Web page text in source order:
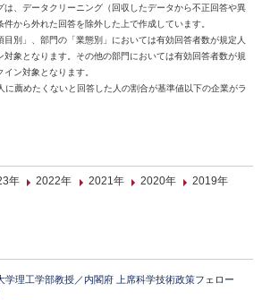
、データクリーニング（回収したデータから不正回答や異
から外れた回答を除外した上で作成しています。
別」、部門の「業態別」においては有効回答者数が規定人
象となります。その他の部門においては有効回答者数が規
ン対象となります。
薦めたくないと回答した人の割合が基準値以下の企業がラ
年 2022年 2021年 2020年
2019年
学理工学部教授／内閣府 上席科学技術政策フェロー